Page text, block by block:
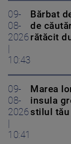
09-
08-
2026
10:43
Bărbat
de
rătăcit
09-
08-
2026
10:41
Marea
insula
stilul tău